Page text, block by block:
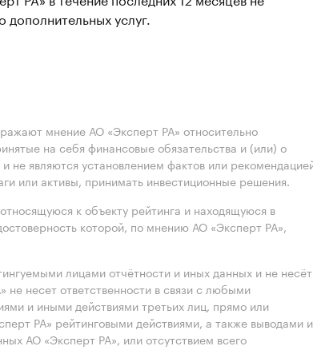
дополнительных услуг.
мнение АО «Эксперт РА» относительно
на себя финансовые обязательства и (или) о
не являются установлением фактов или
или активы, принимать инвестиционные решения.
к объекту рейтинга и находящуюся в
которой, по мнению АО «Эксперт РА»,
лицами отчётности и иных данных и не несёт
не несет ответственности в связи с любыми
и иными действиями третьих лиц, прямо или
РА» рейтинговыми действиями, а также выводами и
АО «Эксперт РА», или отсутствием всего